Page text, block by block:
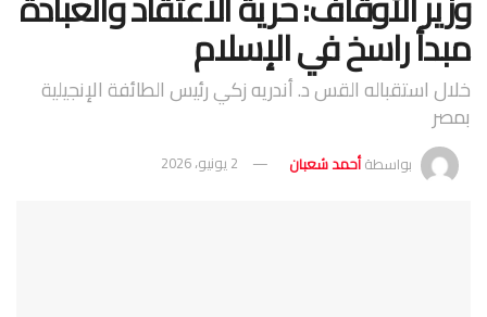
مبدأ راسخ في الإسلام
خلال استقباله القس د. أندريه زكي رئيس الطائفة الإنجيلية
بمصر
بواسطةأحمد شعبان 2 يونيو، 2026